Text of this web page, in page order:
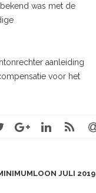
was met de
aanleiding
voor het
JULI 2019